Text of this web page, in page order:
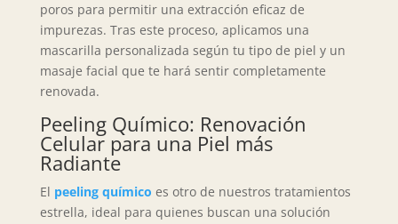
poros para permitir una extracción eficaz de
impurezas. Tras este proceso, aplicamos una
mascarilla personalizada según tu tipo de piel y un
masaje facial que te hará sentir completamente
renovada.
Peeling Químico: Renovación
Celular para una Piel más
Radiante
El peeling químico es otro de nuestros tratamientos
estrella, ideal para quienes buscan una solución